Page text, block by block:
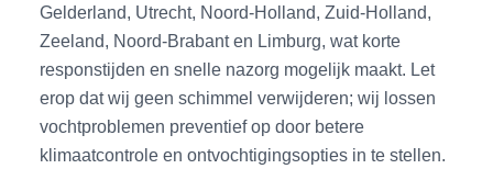
Gelderland, Utrecht, Noord-Holland, Zuid-Holland,
Zeeland, Noord-Brabant en Limburg, wat korte
responstijden en snelle nazorg mogelijk maakt. Let
erop dat wij geen schimmel verwijderen; wij lossen
vochtproblemen preventief op door betere
klimaatcontrole en ontvochtigingsopties in te stellen.